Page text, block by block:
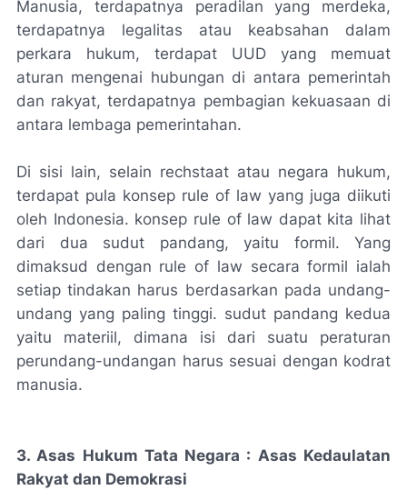
Manusia, terdapatnya peradilan yang merdeka,
terdapatnya legalitas atau keabsahan dalam
perkara hukum, terdapat UUD yang memuat
aturan mengenai hubungan di antara pemerintah
dan rakyat, terdapatnya pembagian kekuasaan di
antara lembaga pemerintahan.
Di sisi lain, selain rechstaat atau negara hukum,
terdapat pula konsep rule of law yang juga diikuti
oleh Indonesia. konsep rule of law dapat kita lihat
dari dua sudut pandang, yaitu formil. Yang
dimaksud dengan rule of law secara formil ialah
setiap tindakan harus berdasarkan pada undang-
undang yang paling tinggi. sudut pandang kedua
yaitu materiil, dimana isi dari suatu peraturan
perundang-undangan harus sesuai dengan kodrat
manusia.
3. Asas Hukum Tata Negara : Asas Kedaulatan
Rakyat dan Demokrasi